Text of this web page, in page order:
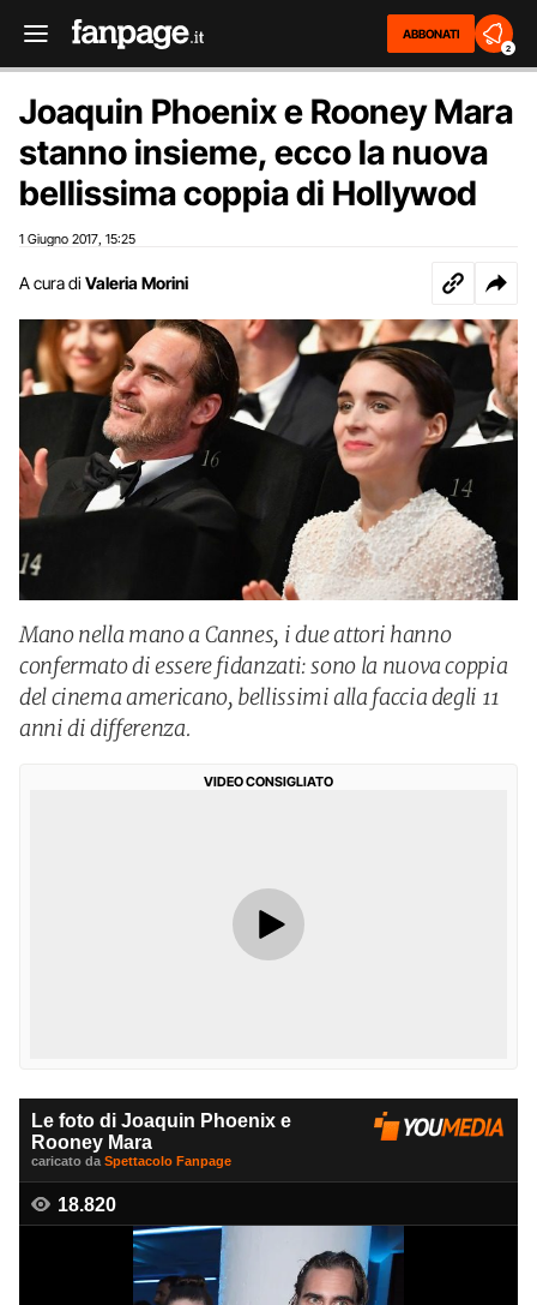
ABBONATI
2
Joaquin Phoenix e Rooney Mara
stanno insieme, ecco la nuova
bellissima coppia di Hollywod
1 Giugno 2017 15:25
A cura di Valeria Morini
Mano nella mano a Cannes, i due attori hanno
confermato di essere fidanzati: sono la nuova coppia
del cinema americano, bellissimi alla faccia degli 11
anni di differenza.
VIDEO CONSIGLIATO